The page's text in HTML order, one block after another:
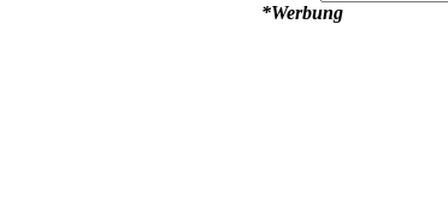
*Werbung